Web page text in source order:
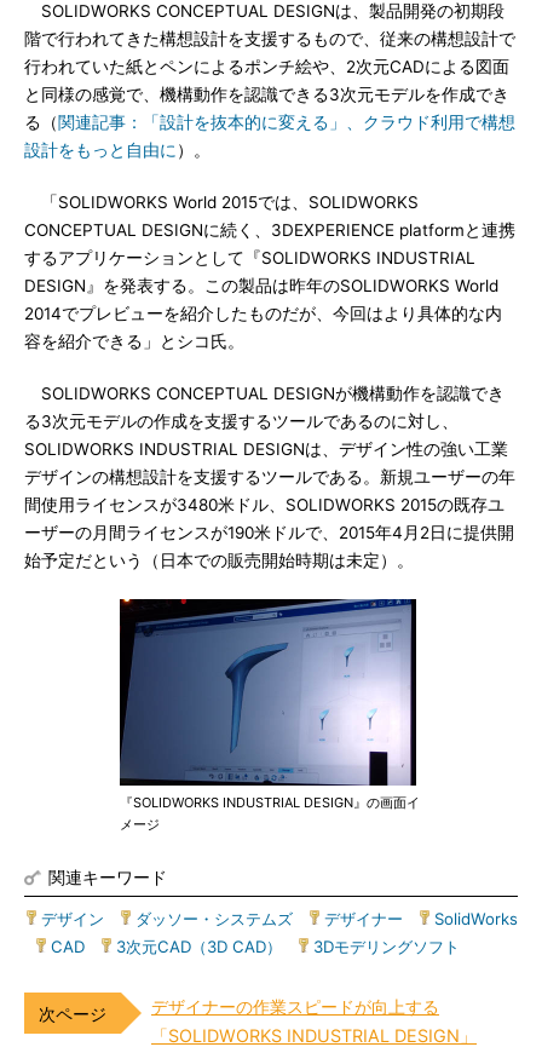
SOLIDWORKS CONCEPTUAL DESIGNは、製品開発の初期段
階で行われてきた構想設計を支援するもので、従来の構想設計で
行われていた紙とペンによるポンチ絵や、2次元CADによる図面
と同様の感覚で、機構動作を認識できる3次元モデルを作成でき
る（関連記事：「設計を抜本的に変える」、クラウド利用で構想
設計をもっと自由に ）。
「SOLIDWORKS World 2015では、SOLIDWORKS
CONCEPTUAL DESIGNに続く、3DEXPERIENCE platformと連携
するアプリケーションとして『SOLIDWORKS INDUSTRIAL
DESIGN』を発表する。この製品は昨年のSOLIDWORKS World
2014でプレビューを紹介したものだが、今回はより具体的な内
容を紹介できる」とシコ氏。
SOLIDWORKS CONCEPTUAL DESIGNが機構動作を認識でき
る3次元モデルの作成を支援するツールであるのに対し、
SOLIDWORKS INDUSTRIAL DESIGNは、デザイン性の強い工業
デザインの構想設計を支援するツールである。新規ユーザーの年
間使用ライセンスが3480米ドル、SOLIDWORKS 2015の既存ユ
ーザーの月間ライセンスが190米ドルで、2015年4月2日に提供開
始予定だという（日本での販売開始時期は未定）。
『SOLIDWORKS INDUSTRIAL DESIGN』の画面イ
メージ
関連キーワード
デザイン ダッソー・システムズ デザイナー
SolidWorks
CAD 3次元CAD（3D CAD） 3Dモデリングソフト
デザイナーの作業スピードが向上する
「SOLIDWORKS INDUSTRIAL DESIGN」